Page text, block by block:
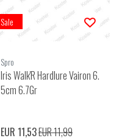
Sale
Spro
Iris Walk'R Hardlure Vairon 6.
5cm 6.7Gr
EUR 11,53EUR 11,99